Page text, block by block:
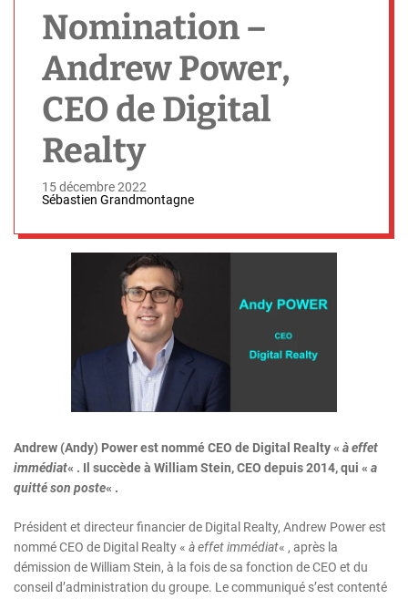
Nomination –
Andrew Power,
CEO de Digital
Realty
15 décembre 2022
Sébastien Grandmontagne
Andrew (Andy) Power est nommé CEO de Digital Realty « à effet
immédiat« . Il succède à William Stein, CEO depuis 2014, qui « a
quitté son poste« .
Président et directeur financier de Digital Realty, Andrew Power est
nommé CEO de Digital Realty « à effet immédiat« , après la
démission de William Stein, à la fois de sa fonction de CEO et du
conseil d’administration du groupe. Le communiqué s’est contenté